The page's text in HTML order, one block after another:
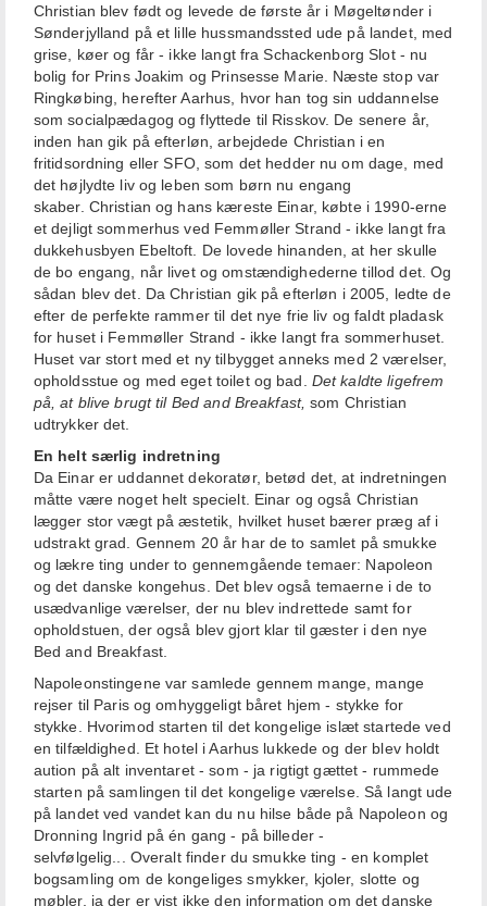
Christian blev født og levede de første år i Møgeltønder i
Sønderjylland på et lille hussmandssted ude på landet, med
grise, køer og får - ikke langt fra Schackenborg Slot - nu
bolig for Prins Joakim og Prinsesse Marie. Næste stop var
Ringkøbing, herefter Aarhus, hvor han tog sin uddannelse
som socialpædagog og flyttede til Risskov. De senere år,
inden han gik på efterløn, arbejdede Christian i en
fritidsordning eller SFO, som det hedder nu om dage, med
det højlydte liv og leben som børn nu engang
skaber. Christian og hans kæreste Einar, købte i 1990-erne
et dejligt sommerhus ved Femmøller Strand - ikke langt fra
dukkehusbyen Ebeltoft. De lovede hinanden, at her skulle
de bo engang, når livet og omstændighederne tillod det. Og
sådan blev det. Da Christian gik på efterløn i 2005, ledte de
efter de perfekte rammer til det nye frie liv og faldt pladask
for huset i Femmøller Strand - ikke langt fra sommerhuset.
Huset var stort med et ny tilbygget anneks med 2 værelser,
opholdsstue og med eget toilet og bad. Det kaldte ligefrem
på, at blive brugt til Bed and Breakfast,som Christian
udtrykker det.
En helt særlig indretning
Da Einar er uddannet dekoratør, betød det, at indretningen
måtte være noget helt specielt. Einar og også Christian
lægger stor vægt på æstetik, hvilket huset bærer præg af i
udstrakt grad. Gennem 20 år har de to samlet på smukke
og lækre ting under to gennemgående temaer: Napoleon
og det danske kongehus. Det blev også temaerne i de to
usædvanlige værelser, der nu blev indrettede samt for
opholdstuen, der også blev gjort klar til gæster i den nye
Bed and Breakfast.
Napoleonstingene var samlede gennem mange, mange
rejser til Paris og omhyggeligt båret hjem - stykke for
stykke. Hvorimod starten til det kongelige islæt startede ved
en tilfældighed. Et hotel i Aarhus lukkede og der blev holdt
aution på alt inventaret - som - ja rigtigt gættet - rummede
starten på samlingen til det kongelige værelse. Så langt ude
på landet ved vandet kan du nu hilse både på Napoleon og
Dronning Ingrid på én gang - på billeder -
selvfølgelig... Overalt finder du smukke ting - en komplet
bogsamling om de kongeliges smykker, kjoler, slotte og
møbler, ja der er vist ikke den information om det danske